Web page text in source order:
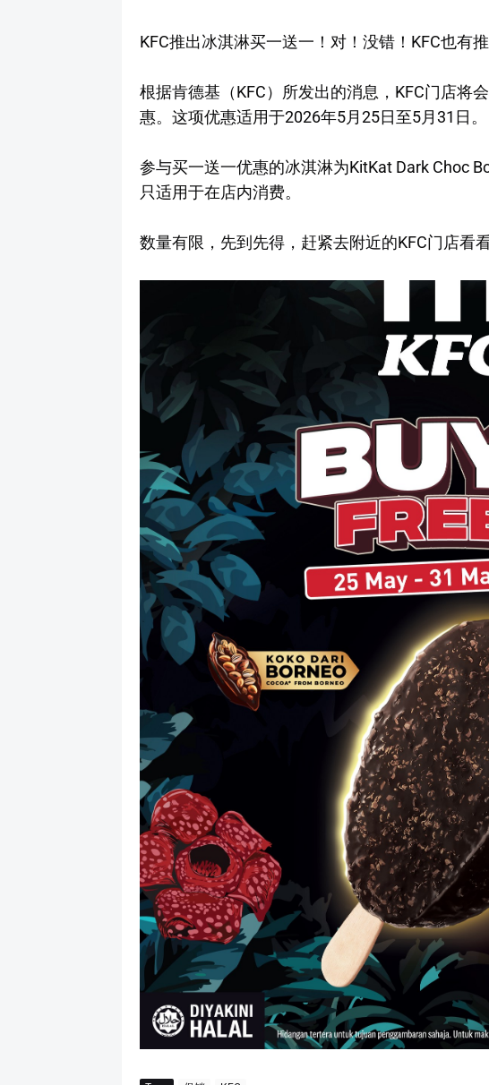
KFC推出冰淇淋买一送一！对！没错！KFC也有推
根据肯德基（KFC）所发出的消息，KFC门店将
惠。这项优惠适用于2026年5月25日至5月31日。
参与买一送一优惠的冰淇淋为KitKat Dark Choc
只适用于在店内消费。
数量有限，先到先得，赶紧去附近的KFC门店看看